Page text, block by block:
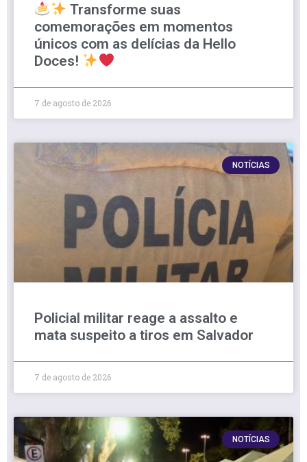
Transforme suas
comemorações em momentos
únicos com as delícias da Hello
Doces!
7 de agosto de 2026
NOTÍCIAS
Policial militar reage a assalto e
mata suspeito a tiros em Salvador
7 de agosto de 2026
NOTÍCIAS